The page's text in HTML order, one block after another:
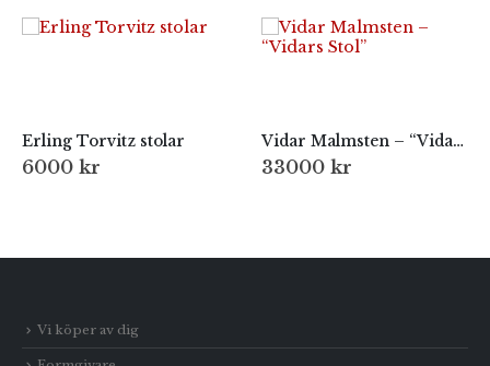
Erling Torvitz stolar
6000 kr
Vidar Malmsten – “Vidars Stol”
33000 kr
Vi köper av dig